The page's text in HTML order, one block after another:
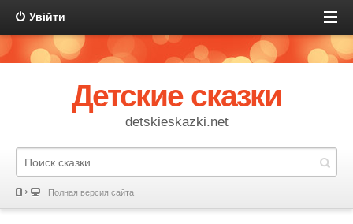
Увійти
Детские сказки
detskieskazki.net
Полная версия сайта